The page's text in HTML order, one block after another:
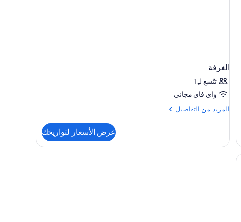
الغرفة
تتّسع لـِ 1
واي فاي مجاني
المزيد من التفاصيل
المزيد
الغرفة
عرض الأسعار لتواريخك